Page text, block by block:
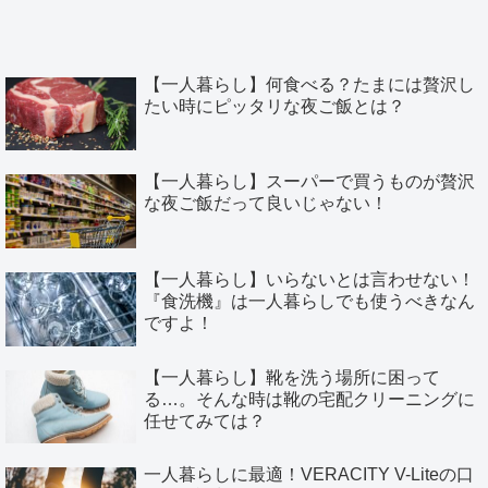
【一人暮らし】何食べる？たまには贅沢し
たい時にピッタリな夜ご飯とは？
【一人暮らし】スーパーで買うものが贅沢
な夜ご飯だって良いじゃない！
【一人暮らし】いらないとは言わせない！
『食洗機』は一人暮らしでも使うべきなん
ですよ！
【一人暮らし】靴を洗う場所に困って
る…。そんな時は靴の宅配クリーニングに
任せてみては？
一人暮らしに最適！VERACITY V-Liteの口